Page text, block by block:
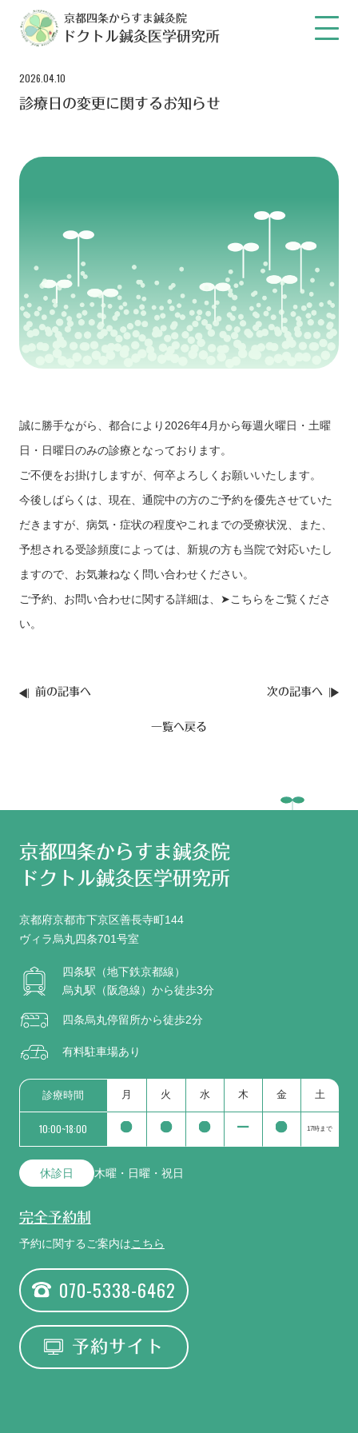
京都四条からすま鍼灸院
ドクトル鍼灸医学研究所
2026.04.10
診療日の変更に関するお知らせ
誠に勝手ながら、都合により2026年4月から毎週火曜日・土曜
日・日曜日のみの診療となっております。
ご不便をお掛けしますが、何卒よろしくお願いいたします。
今後しばらくは、現在、通院中の方のご予約を優先させていた
だきますが、病気・症状の程度やこれまでの受療状況、また、
予想される受診頻度によっては、新規の方も当院で対応いたし
ますので、お気兼ねなく問い合わせください。
ご予約、お問い合わせに関する詳細は、 ➤こちらをご覧くださ
い。
前の記事へ 次の記事へ
一覧へ戻る
京都四条からすま鍼灸院
ドクトル鍼灸医学研究所
京都府京都市下京区善長寺町144
ヴィラ烏丸四条701号室
四条駅（地下鉄京都線）
烏丸駅（阪急線）から徒歩3分
四条烏丸停留所から徒歩2分
有料駐車場あり
診療時間 月 火 水 木 金 土
10:00~18:00 17時まで
休診日 木曜・日曜・祝日
完全予約制
予約に関するご案内はこちら
070-5338-6462
予約サイト